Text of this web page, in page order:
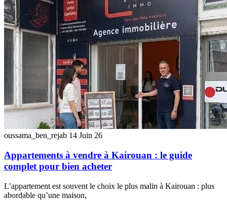
oussama_ben_rejab 14 Juin 26
Appartements à vendre à Kairouan : le guide
complet pour bien acheter
L’appartement est souvent le choix le plus malin à Kairouan : plus
abordable qu’une maison,